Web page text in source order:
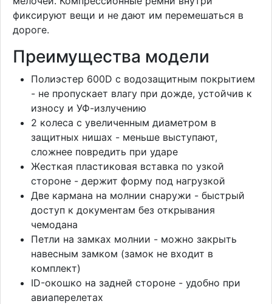
фиксируют вещи и не дают им перемешаться в
дороге.
Преимущества модели
Полиэстер 600D с водозащитным покрытием
- не пропускает влагу при дожде, устойчив к
износу и УФ-излучению
2 колеса с увеличенным диаметром в
защитных нишах - меньше выступают,
сложнее повредить при ударе
Жесткая пластиковая вставка по узкой
стороне - держит форму под нагрузкой
Две кармана на молнии снаружи - быстрый
доступ к документам без открывания
чемодана
Петли на замках молнии - можно закрыть
навесным замком (замок не входит в
комплект)
ID-окошко на задней стороне - удобно при
авиаперелетах